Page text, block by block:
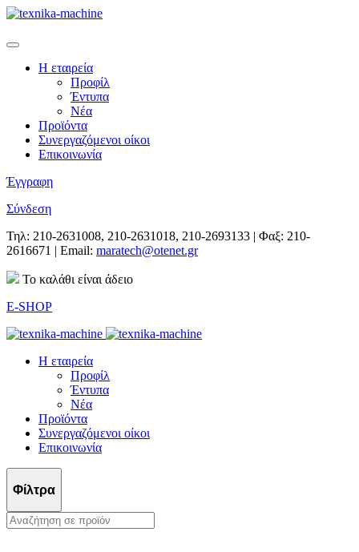
Η εταιρεία
Προφίλ
Έντυπα
Νέα
Προϊόντα
Συνεργαζόμενοι οίκοι
Επικοινωνία
Έγγραφη
Σύνδεση
Τηλ: 210-2631008, 210-2631018, 210-2693133 | Φαξ: 210-
2616671 | Email: maratech@otenet.gr
Το καλάθι είναι άδειο
E-SHOP
Η εταιρεία
Προφίλ
Έντυπα
Νέα
Προϊόντα
Συνεργαζόμενοι οίκοι
Επικοινωνία
Φίλτρα